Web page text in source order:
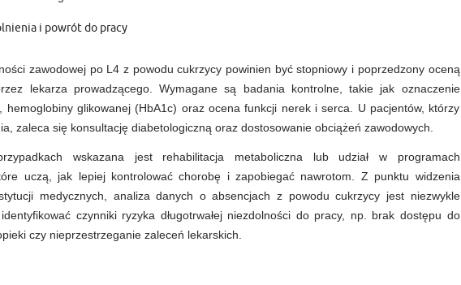
i powrót do pracy
zawodowej po L4 z powodu cukrzycy powinien być stopniowy i poprzedzony oceną
lekarza prowadzącego. Wymagane są badania kontrolne, takie jak oznaczenie
hemoglobiny glikowanej (HbA1c) oraz ocena funkcji nerek i serca. U pacjentów, którzy
zaleca się konsultację diabetologiczną oraz dostosowanie obciążeń zawodowych.
wskazana jest rehabilitacja metaboliczna lub udział w programach
uczą, jak lepiej kontrolować chorobę i zapobiegać nawrotom. Z punktu widzenia
medycznych, analiza danych o absencjach z powodu cukrzycy jest niezwykle
czynniki ryzyka długotrwałej niezdolności do pracy, np. brak dostępu do
czy nieprzestrzeganie zaleceń lekarskich.